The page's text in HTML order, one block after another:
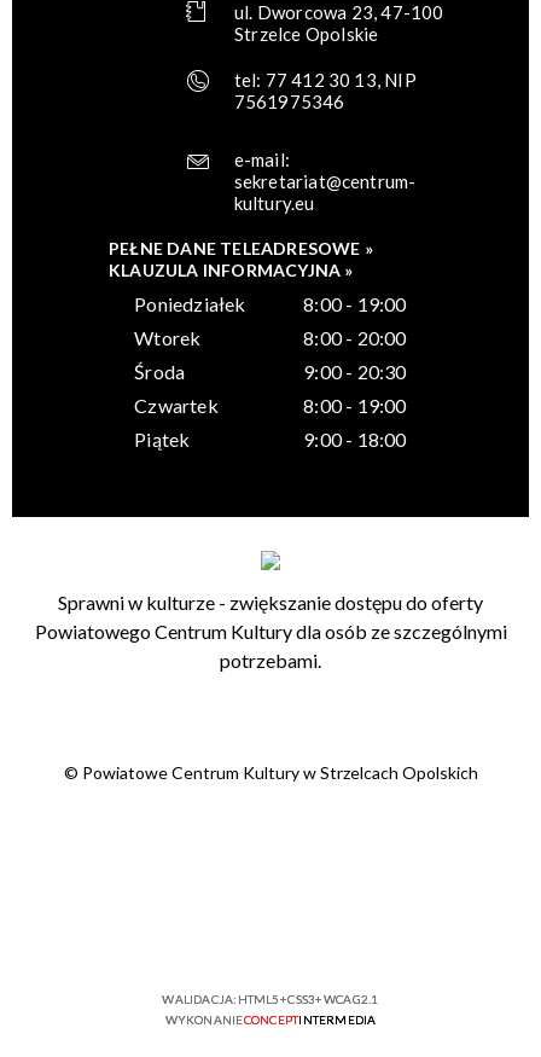
ul. Dworcowa 23, 47-100
Strzelce Opolskie
tel: 77 412 30 13, NIP
7561975346
e-mail:
sekretariat@centrum-
kultury.eu
PEŁNE DANE TELEADRESOWE »
KLAUZULA INFORMACYJNA »
Poniedziałek
8:00 - 19:00
Wtorek
8:00 - 20:00
Środa
9:00 - 20:30
Czwartek
8:00 - 19:00
Piątek
9:00 - 18:00
Sprawni w kulturze - zwiększanie dostępu do oferty
Powiatowego Centrum Kultury dla osób ze szczególnymi
potrzebami.
© Powiatowe Centrum Kultury w Strzelcach Opolskich
WALIDACJA: HTML5+CSS3+WCAG 2.1
WYKONANIECONCEPTINTERMEDIA